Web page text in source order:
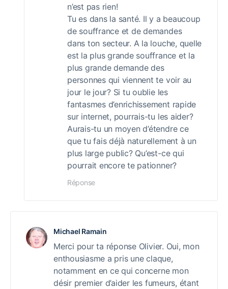
n’est pas rien!
Tu es dans la santé. Il y a beaucoup
de souffrance et de demandes
dans ton secteur. A la louche, quelle
est la plus grande souffrance et la
plus grande demande des
personnes qui viennent te voir au
jour le jour? Si tu oublie les
fantasmes d’enrichissement rapide
sur internet, pourrais-tu les aider?
Aurais-tu un moyen d’étendre ce
que tu fais déjà naturellement à un
plus large public? Qu’est-ce qui
pourrait encore te pationner?
Réponse
Michael Ramain
Merci pour ta réponse Olivier. Oui, mon
enthousiasme a pris une claque,
notamment en ce qui concerne mon
désir premier d’aider les fumeurs, étant